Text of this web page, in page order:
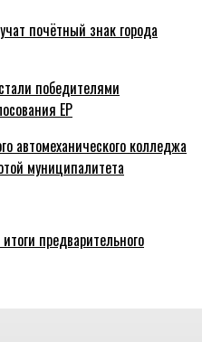
почётный знак города
победителями
ЕР
автомеханического колледжа
муниципалитета
предварительного